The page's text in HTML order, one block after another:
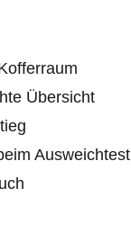
Übersicht
Ausweichtest